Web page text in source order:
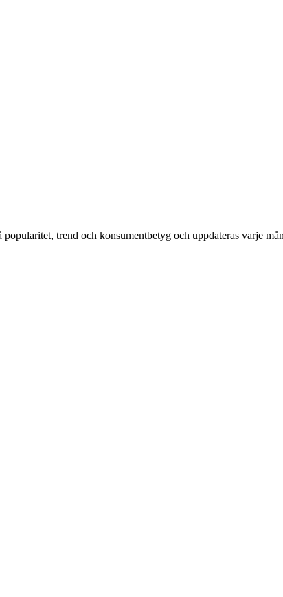
popularitet, trend och konsumentbetyg och uppdateras varje